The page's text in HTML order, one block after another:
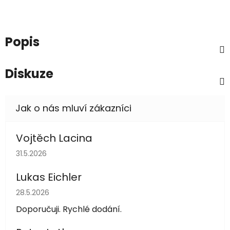
Popis
Diskuze
Vojtěch Lacina
Hodnocení obchodu je 5 z 5 hvězdiček.
31.5.2026
Lukas Eichler
Hodnocení obchodu je 5 z 5 hvězdiček.
28.5.2026
Doporučuji. Rychlé dodání.